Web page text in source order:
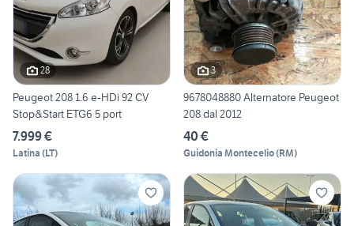
28
Peugeot 208 1.6 e-HDi 92 CV
Stop&Start ETG6 5 port
7.999 €
Latina (LT)
3
9678048880 Alternatore Peugeot
208 dal 2012
40 €
Guidonia Montecelio(RM)